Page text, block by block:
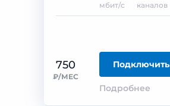
750
₽/МЕС
Подключить
Подробнее
мбит/с каналов